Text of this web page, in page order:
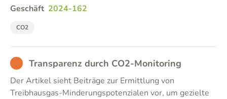
Geschäft 2024-162
CO2
BADTransparenz durch CO2-Monitoring
Der Artikel sieht Beiträge zur Ermittlung von
Treibhausgas-Minderungspotenzialen vor, um gezielte